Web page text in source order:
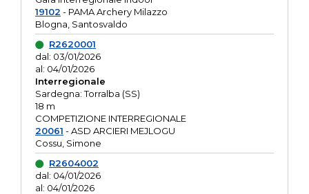
19102 - PAMA Archery Milazzo
Blogna, Santosvaldo
R2620001
dal: 03/01/2026
al: 04/01/2026
Interregionale
Sardegna: Torralba (SS)
18 m
COMPETIZIONE INTERREGIONALE
20061 - ASD ARCIERI MEJLOGU
Cossu, Simone
R2604002
dal: 04/01/2026
al: 04/01/2026